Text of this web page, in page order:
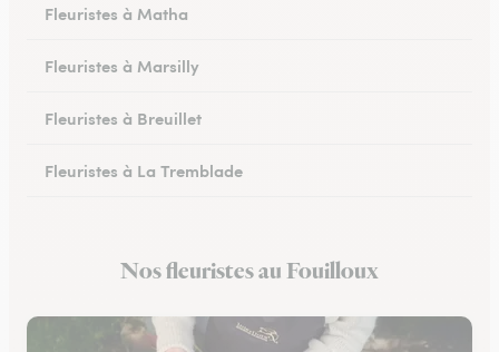
Fleuristes à Matha
Fleuristes à Marsilly
Fleuristes à Breuillet
Fleuristes à La Tremblade
Fleuristes à Montendre
Nos fleuristes au Fouilloux